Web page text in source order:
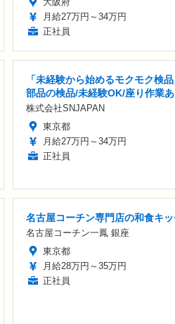
月給27万円～34万円
正社員
「未経験から始めるモクモク検
部品の検品/未経験OK/座り作業
株式会社SNJAPAN
東京都
月給27万円～34万円
正社員
名古屋コーチン専門店の和食キ
名古屋コーチン一鳳 銀座
東京都
月給28万円～35万円
正社員